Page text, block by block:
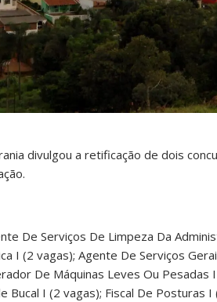
divulgou a retificação de dois
De Serviços De Limpeza Da
I (2 vagas); Agente De Serviços
De Máquinas Leves Ou
Bucal I (2 vagas); Fiscal De Posturas